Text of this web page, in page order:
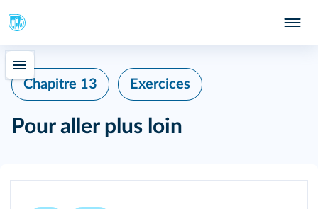
Chapitre 13 Exercices
Pour aller plus loin